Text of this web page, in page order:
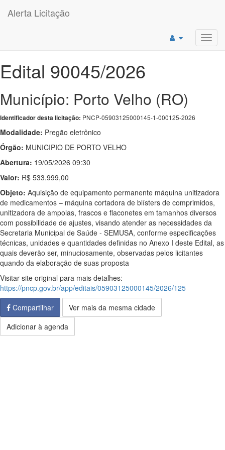
Alerta Licitação
Edital 90045/2026
Município: Porto Velho (RO)
Identificador desta licitação: PNCP-05903125000145-1-000125-2026
Modalidade: Pregão eletrônico
Órgão: MUNICIPIO DE PORTO VELHO
Abertura: 19/05/2026 09:30
Valor: R$ 533.999,00
Objeto: Aquisição de equipamento permanente máquina unitizadora
de medicamentos – máquina cortadora de blísters de comprimidos,
unitizadora de ampolas, frascos e flaconetes em tamanhos diversos
com possibilidade de ajustes, visando atender as necessidades da
Secretaria Municipal de Saúde - SEMUSA, conforme especificações
técnicas, unidades e quantidades definidas no Anexo I deste Edital, as
quais deverão ser, minuciosamente, observadas pelos licitantes
quando da elaboração de suas proposta
Visitar site original para mais detalhes:
https://pncp.gov.br/app/editais/05903125000145/2026/125
Compartilhar
Ver mais da mesma cidade
Adicionar à agenda